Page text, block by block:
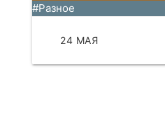
#Разное
24 МАЯ